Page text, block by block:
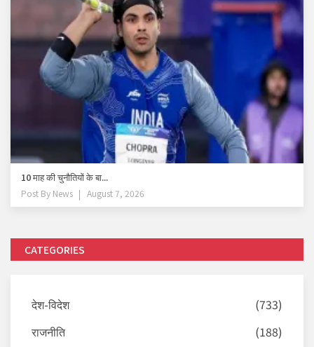
10 माह की चुनौतियों के बा...
Post By News August 7, 2026
CATEGORIES
देश-विदेश
(733)
राजनीति
(188)